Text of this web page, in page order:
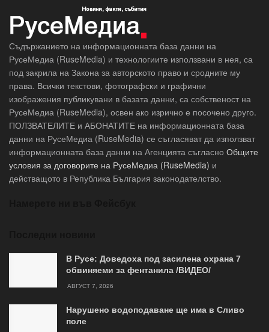
Съдържанието на информационната база данни на
РусеМедиа (RuseMedia) и технологиите използвани в нея, са
под закрила на Закона за авторското право и сродните му
права. Всички текстови, фотографски и графични
изображения публикувани в базата данни, са собственост на
РусеМедиа (RuseMedia), освен ако изрично е посочено друго.
ПОЛЗВАТЕЛИТЕ и АБОНАТИТЕ на информационната база
данни на РусеМедиа (RuseMedia) се съгласяват да използват
информационната база данни на Агенцията съгласно Общите
условия за договорите на РусеМедиа (RuseMedia) и
действащото в Република България законодателство.
В Русе: Доведоха под засилена охрана 7
обвиняеми за фентанила /ВИДЕО/
АВГУСТ 7, 2026
Нарушено водоподаване ще има в Сливо
поле